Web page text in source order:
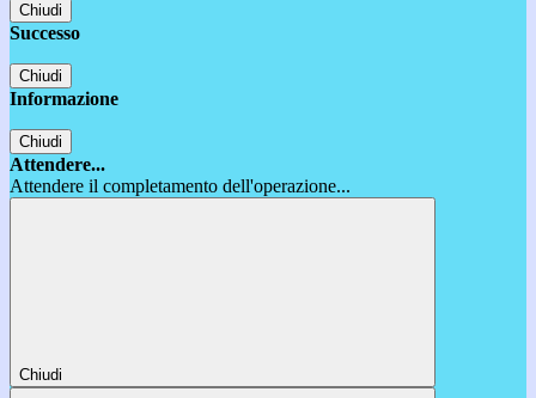
Chiudi
Successo
Chiudi
Informazione
Chiudi
Attendere...
Attendere il completamento dell'operazione...
Chiudi